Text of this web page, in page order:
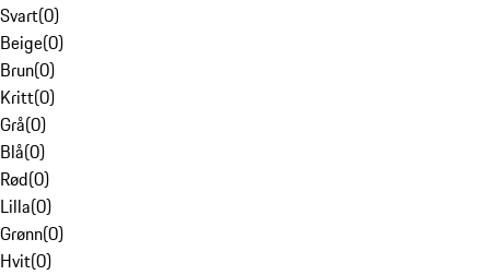
Svart(0)
Beige(0)
Brun(0)
Kritt(0)
Grå(0)
Blå(0)
Rød(0)
Lilla(0)
Grønn(0)
Hvit(0)